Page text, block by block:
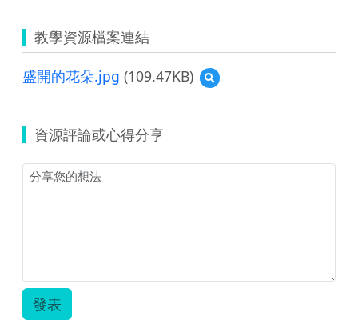
教學資源檔案連結
盛開的花朵.jpg (109.47KB)
預
覽
花
朵.jpg
資源評論或心得分享
發表